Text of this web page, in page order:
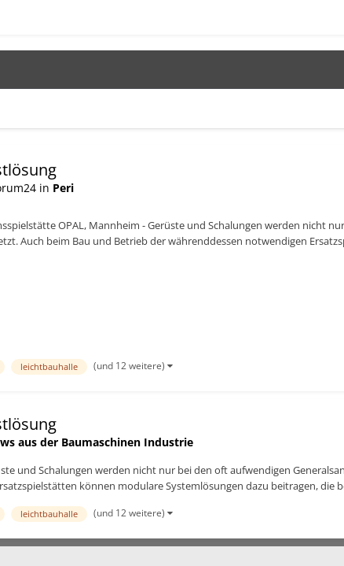
in Peri
OPAL, Mannheim - Gerüste und Schalungen werden nicht
Auch beim Bau und Betrieb der währenddessen notwendigen
leichtbauhalle (und 12 weitere)
aus der Baumaschinen Industrie
und Schalungen werden nicht nur bei den oft aufwendigen
können modulare Systemlösungen dazu beitragen, die
leichtbauhalle (und 12 weitere)